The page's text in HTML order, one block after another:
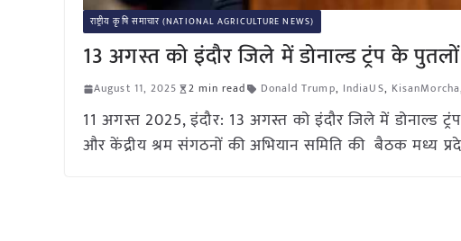
राष्ट्रीय कृषि समाचार (NATIONAL AGRICULTURE NEWS)
13 अगस्त को इंदौर जिले में डोनाल्ड ट्रंप के
August 11, 2025 2 min read Donald Trump, IndiaUS, KisanMorcha
11 अगस्त 2025, इंदौर: 13 अगस्त को इंदौर जिले में डोनाल्ड
और केंद्रीय श्रम संगठनों की अभियान समिति की बैठक मध्य